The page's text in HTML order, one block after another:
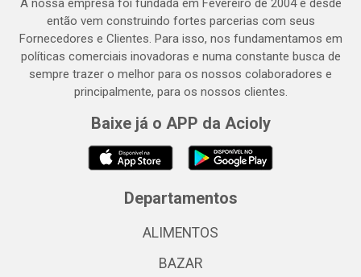
A nossa empresa foi fundada em Fevereiro de 2004 e desde
então vem construindo fortes parcerias com seus
Fornecedores e Clientes. Para isso, nos fundamentamos em
políticas comerciais inovadoras e numa constante busca de
sempre trazer o melhor para os nossos colaboradores e
principalmente, para os nossos clientes.
Baixe já o APP da Acioly
Departamentos
ALIMENTOS
BAZAR